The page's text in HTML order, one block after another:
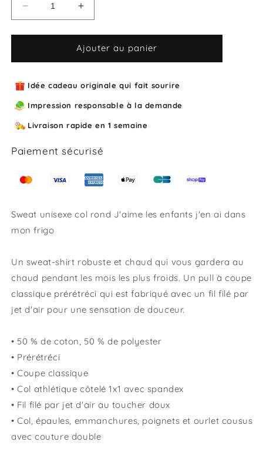
Réduire
la
quantité
Sweat
col
J&#39;aime
les
j&#39;en
ai
mon
Augmenter
la
quantité
de
Sweat
col
J&#39;aime
les
j&#39;en
dans
mon
Ajouter au panier
Idée cadeau originale qui fait sourire
Impression responsable à la demande
Livraison rapide en 1 semaine
Paiement sécurisé
Sweat unisexe col rond J'aime les enfants j'en ai dans
mon frigo
Un sweat-shirt robuste et chaud qui vous gardera au
chaud pendant les mois les plus froids. Un pull à coupe
classique prérétréci qui est fabriqué avec un fil filé par
jet d'air pour une sensation de douceur.
• 50 % de coton, 50 % de polyester
• Prérétréci
• Coupe classique
• Col athlétique côtelé 1x1 avec spandex
• Fil filé par jet d'air au toucher doux
• Col, épaules, emmanchures, poignets et ourlet cousus
avec couture double